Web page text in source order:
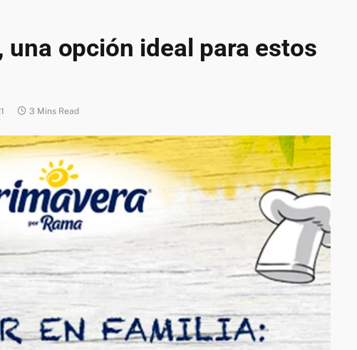
una opción ideal para estos
3 Mins Read